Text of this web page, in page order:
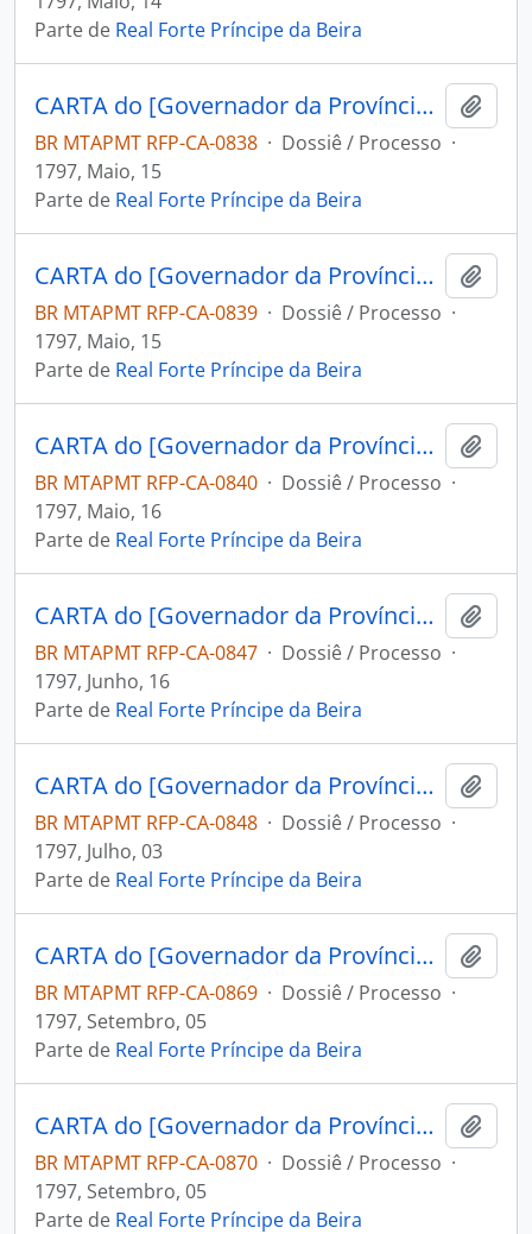
Parte de Real Forte Príncipe da Beira
CARTA do [Governador da Província de Mochos] Miguel Zamora Freviño Nassare Manrique de Lara ao Capitão Engenheiro e Comandante do Forte Príncipe da Beira Jose Pinheiro de Lacerda.
BR MTAPMT RFP-CA-0838 · Dossiê / Processo ·
1797, Maio, 15
Parte de Real Forte Príncipe da Beira
CARTA do [Governador da Província de Mochos] Miguel Zamora Freviño Nassare Manrique de Lara ao Capitão Engenheiro e Comandante do Forte Príncipe da Beira Jose Pinheiro de Lacerda.
BR MTAPMT RFP-CA-0839 · Dossiê / Processo ·
1797, Maio, 15
Parte de Real Forte Príncipe da Beira
CARTA do [Governador da Província de Mochos] Miguel Zamora Freviño Nassare Manrique de Lara ao Capitão Engenheiro e Comandante do Forte Príncipe da Beira Jose Pinheiro de Lacerda.
BR MTAPMT RFP-CA-0840 · Dossiê / Processo ·
1797, Maio, 16
Parte de Real Forte Príncipe da Beira
CARTA do [Governador da Província de Mochos] Miguel Zamora Freviño Nassare Manrique de Lara ao Capitão Engenheiro e Comandante do Forte Príncipe da Beira José Pinheiro de Lacerda.
BR MTAPMT RFP-CA-0847 · Dossiê / Processo ·
1797, Junho, 16
Parte de Real Forte Príncipe da Beira
CARTA do [Governador da Província de Mochos] Miguel Zamora Freviño Nassare Manrique de Lara ao Capitão Engenheiro e Comandante do Forte Príncipe da Beira José Pinheiro de Lacerda.
BR MTAPMT RFP-CA-0848 · Dossiê / Processo ·
1797, Julho, 03
Parte de Real Forte Príncipe da Beira
CARTA do [Governador da Província de Mochos] Miguel Zamora Ferviño Nassare Manrique de Lara ao Comandante do Forte Príncipe da Beira [José Manoel Cardoso da Cunha].
BR MTAPMT RFP-CA-0869 · Dossiê / Processo ·
1797, Setembro, 05
Parte de Real Forte Príncipe da Beira
CARTA do [Governador da Província de Mochos] Miguel Zamora Freviño Nassare Manrique de Lara ao Comandante do Forte Príncipe da Beira José Manoel Cardoso da Cunha.
BR MTAPMT RFP-CA-0870 · Dossiê / Processo ·
1797, Setembro, 05
Parte de Real Forte Príncipe da Beira